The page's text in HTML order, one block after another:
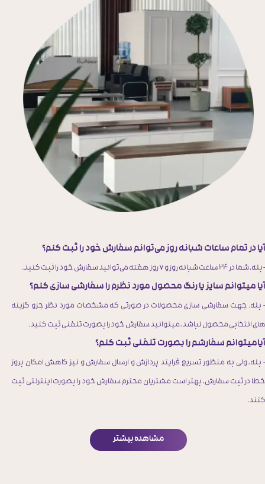
★★
★★★★★
آیا در تمام ساعات شبانه روز می‌توانم سفارش خود را ثبت کنم؟
​​​​​​- بله، شما در ۲۴ ساعت شبانه روز و ۷ روز هفته می‌‏توانید سفارش خود را ثبت کنید.
آیا میتوانم سایز یا رنگ محصول مورد نظرم را سفارشی سازی کنم؟
​​​​​​- بله. جهت سفارشی سازی محصولات در صورتی که مشخصات مورد نظر جزو گزینه
های انتخابی محصول نباشد، میتوانید سفارش خود را بصورت تلفنی ثبت کنید.
​​​​​​آیامیتوانم سفارشم را بصورت تلفنی ثبت کنم؟
​​​​​​​​​​​​​- بله، ولی به منظور تسریع فرایند پردازش و ارسال سفارش و نیز کاهش امکان بروز
خطا در ثبت سفارش، بهتر است مشتریان محترم ‏سفارش خود را بصورت اینترنتی ثبت
کنند.
مشاهده بیشتر